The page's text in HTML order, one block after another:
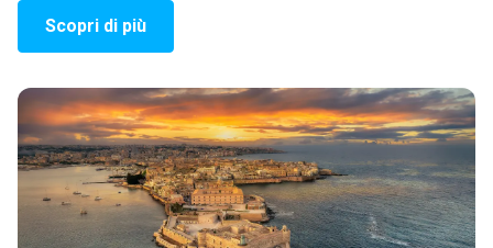
Scopri di più